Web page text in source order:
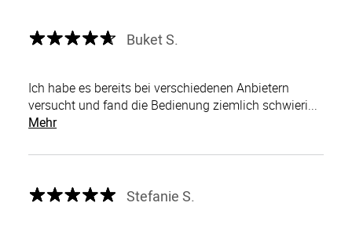
Buket S.
Ich habe es bereits bei verschiedenen Anbietern
versucht und fand die Bedienung ziemlich schwieri...
Mehr
Stefanie S.